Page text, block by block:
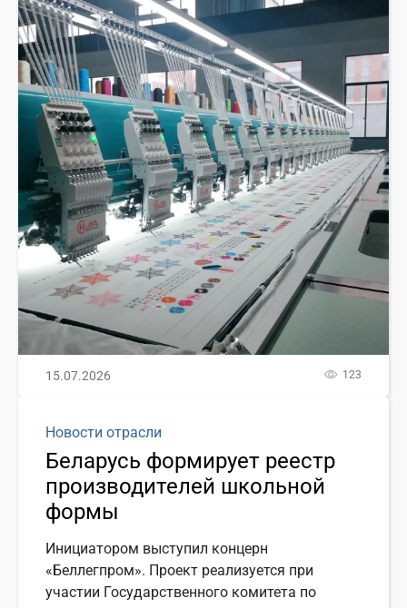
15.07.2026 123
Новости отрасли
Беларусь формирует реестр
производителей школьной
формы
Инициатором выступил концерн
«Беллегпром». Проект реализуется при
участии Государственного комитета по